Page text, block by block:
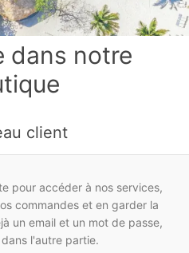
dans notre
client
pour accéder à nos services,
commandes et en garder la
un email et un mot de passe,
l'autre partie.